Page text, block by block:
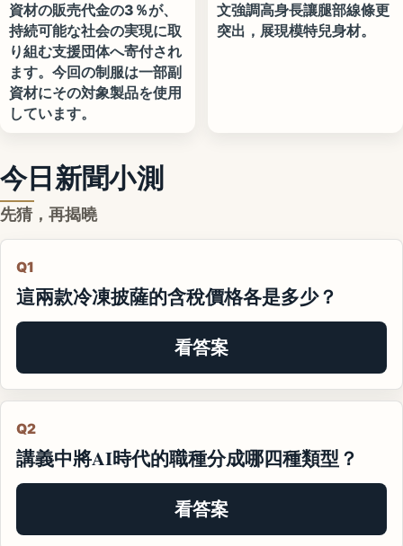
資材の販売代金の3％が、
持続可能な社会の実現に取
り組む支援団体へ寄付され
ます。今回の制服は一部副
資材にその対象製品を使用
しています。
文強調高身長讓腿部線條更
突出，展現模特兒身材。
今日新聞小測
先猜，再揭曉
Q1
這兩款冷凍披薩的含稅價格各是多少？
看答案
Q2
講義中將AI時代的職種分成哪四種類型？
看答案